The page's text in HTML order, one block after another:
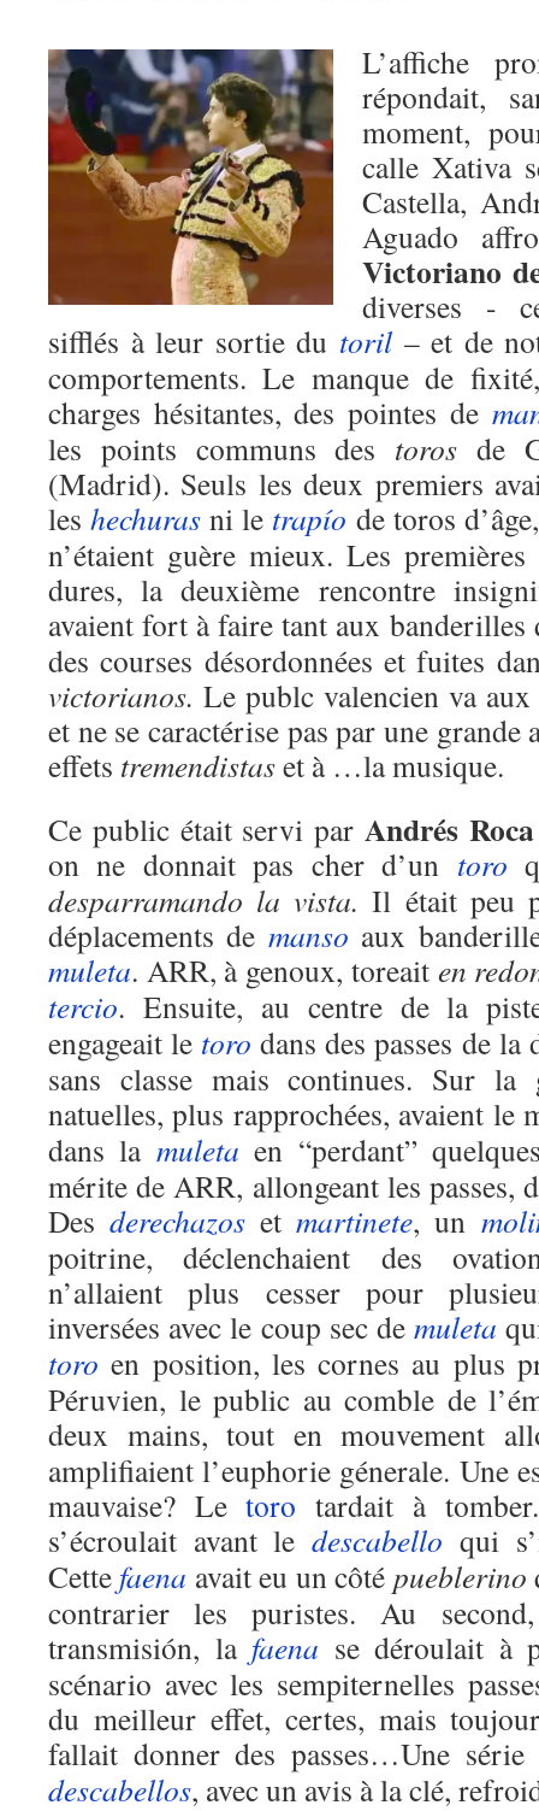
L’affiche
répondait,
moment,
calle Xativa
Castella,
Aguado
Victoriano
diverses -
sifflés à leur sortie du toril– et de
comportements. Le manque de
charges hésitantes, des pointes de
les points communs des toros de
(Madrid). Seuls les deux premiers
leshechuras ni le trapío de toros
n’étaient guère mieux. Les premières
dures, la deuxième rencontre
avaient fort à faire tant aux banderilles
des courses désordonnées et fuites
victorianos. Le publc valencien va aux
et ne se caractérise pas par une grande
effets tremendistaset à …la musique.
Ce public était servi par Andrés
on ne donnait pas cher d’un toro
desparramando la vista.Il était peu
déplacements de manso aux
muleta. ARR, à genoux, toreait en
tercio. Ensuite, au centre de la
engageait le toro dans des passes de
sans classe mais continues. Sur la
natuelles, plus rapprochées, avaient le
dans la muleta en “perdant”
mérite de ARR, allongeant les passes,
Desderechazos etmartinete, un
poitrine, déclenchaient des
n’allaient plus cesser pour
inversées avec le coup sec demuleta
toro en position, les cornes au plus
Péruvien, le public au comble de
deux mains, tout en mouvement
amplifiaient l’euphorie génerale. Une
mauvaise? Letoro tardait à
s’écroulait avant ledescabello qui
Cette faena avait eu un côté pueblerino
contrarier les puristes. Au
transmisión, la faena se déroulait à
scénario avec les sempiternelles
du meilleur effet, certes, mais
fallait donner des passes…Une
descabellos, avec un avis à la clé,